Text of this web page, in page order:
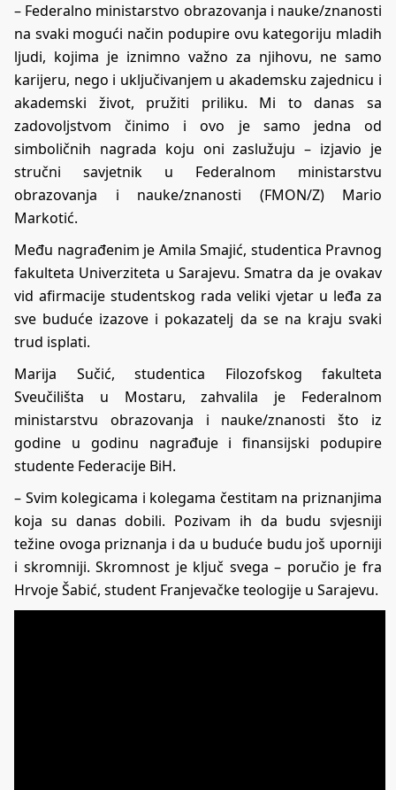
– Federalno ministarstvo obrazovanja i nauke/znanosti
na svaki mogući način podupire ovu kategoriju mladih
ljudi, kojima je iznimno važno za njihovu, ne samo
karijeru, nego i uključivanjem u akademsku zajednicu i
akademski život, pružiti priliku. Mi to danas sa
zadovoljstvom činimo i ovo je samo jedna od
simboličnih nagrada koju oni zaslužuju – izjavio je
stručni savjetnik u Federalnom ministarstvu
obrazovanja i nauke/znanosti (FMON/Z) Mario
Markotić.
Među nagrađenim je Amila Smajić, studentica Pravnog
fakulteta Univerziteta u Sarajevu. Smatra da je ovakav
vid afirmacije studentskog rada veliki vjetar u leđa za
sve buduće izazove i pokazatelj da se na kraju svaki
trud isplati.
Marija Sučić, studentica Filozofskog fakulteta
Sveučilišta u Mostaru, zahvalila je Federalnom
ministarstvu obrazovanja i nauke/znanosti što iz
godine u godinu nagrađuje i finansijski podupire
studente Federacije BiH.
– Svim kolegicama i kolegama čestitam na priznanjima
koja su danas dobili. Pozivam ih da budu svjesniji
težine ovoga priznanja i da u buduće budu još uporniji
i skromniji. Skromnost je ključ svega – poručio je fra
Hrvoje Šabić, student Franjevačke teologije u Sarajevu.